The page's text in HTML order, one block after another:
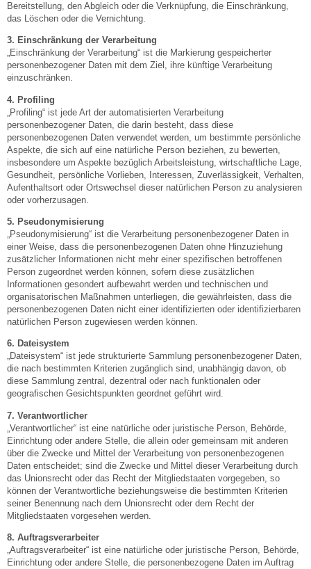
Bereitstellung, den Abgleich oder die Verknüpfung, die Einschränkung,
das Löschen oder die Vernichtung.
3. Einschränkung der Verarbeitung
„Einschränkung der Verarbeitung“ ist die Markierung gespeicherter
personenbezogener Daten mit dem Ziel, ihre künftige Verarbeitung
einzuschränken.
4. Profiling
„Profiling“ ist jede Art der automatisierten Verarbeitung
personenbezogener Daten, die darin besteht, dass diese
personenbezogenen Daten verwendet werden, um bestimmte persönliche
Aspekte, die sich auf eine natürliche Person beziehen, zu bewerten,
insbesondere um Aspekte bezüglich Arbeitsleistung, wirtschaftliche Lage,
Gesundheit, persönliche Vorlieben, Interessen, Zuverlässigkeit, Verhalten,
Aufenthaltsort oder Ortswechsel dieser natürlichen Person zu analysieren
oder vorherzusagen.
5. Pseudonymisierung
„Pseudonymisierung“ ist die Verarbeitung personenbezogener Daten in
einer Weise, dass die personenbezogenen Daten ohne Hinzuziehung
zusätzlicher Informationen nicht mehr einer spezifischen betroffenen
Person zugeordnet werden können, sofern diese zusätzlichen
Informationen gesondert aufbewahrt werden und technischen und
organisatorischen Maßnahmen unterliegen, die gewährleisten, dass die
personenbezogenen Daten nicht einer identifizierten oder identifizierbaren
natürlichen Person zugewiesen werden können.
6. Dateisystem
„Dateisystem“ ist jede strukturierte Sammlung personenbezogener Daten,
die nach bestimmten Kriterien zugänglich sind, unabhängig davon, ob
diese Sammlung zentral, dezentral oder nach funktionalen oder
geografischen Gesichtspunkten geordnet geführt wird.
7. Verantwortlicher
„Verantwortlicher“ ist eine natürliche oder juristische Person, Behörde,
Einrichtung oder andere Stelle, die allein oder gemeinsam mit anderen
über die Zwecke und Mittel der Verarbeitung von personenbezogenen
Daten entscheidet; sind die Zwecke und Mittel dieser Verarbeitung durch
das Unionsrecht oder das Recht der Mitgliedstaaten vorgegeben, so
können der Verantwortliche beziehungsweise die bestimmten Kriterien
seiner Benennung nach dem Unionsrecht oder dem Recht der
Mitgliedstaaten vorgesehen werden.
8. Auftragsverarbeiter
„Auftragsverarbeiter“ ist eine natürliche oder juristische Person, Behörde,
Einrichtung oder andere Stelle, die personenbezogene Daten im Auftrag